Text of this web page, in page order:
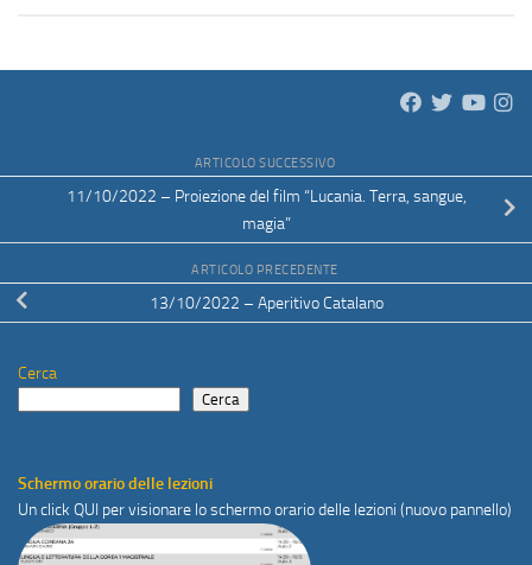
ARTICOLO SUCCESSIVO
11/10/2022 – Proiezione del film “Lucania. Terra, sangue,
magia”
ARTICOLO PRECEDENTE
13/10/2022 – Aperitivo Catalano
Cerca
Cerca
Schermo orario delle lezioni
Un click QUI per visionare lo schermo orario delle lezioni (nuovo pannello)